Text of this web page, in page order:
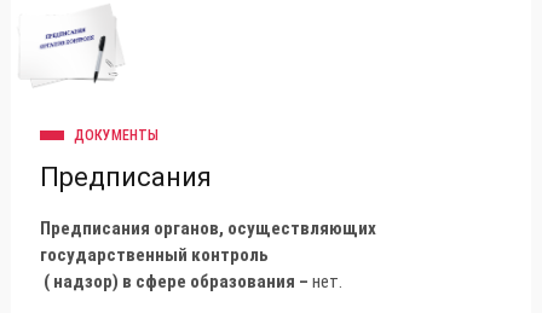
ДОКУМЕНТЫ
Предписания
Предписания органов, осуществляющих
государственный контроль
( надзор) в сфере образования – нет.